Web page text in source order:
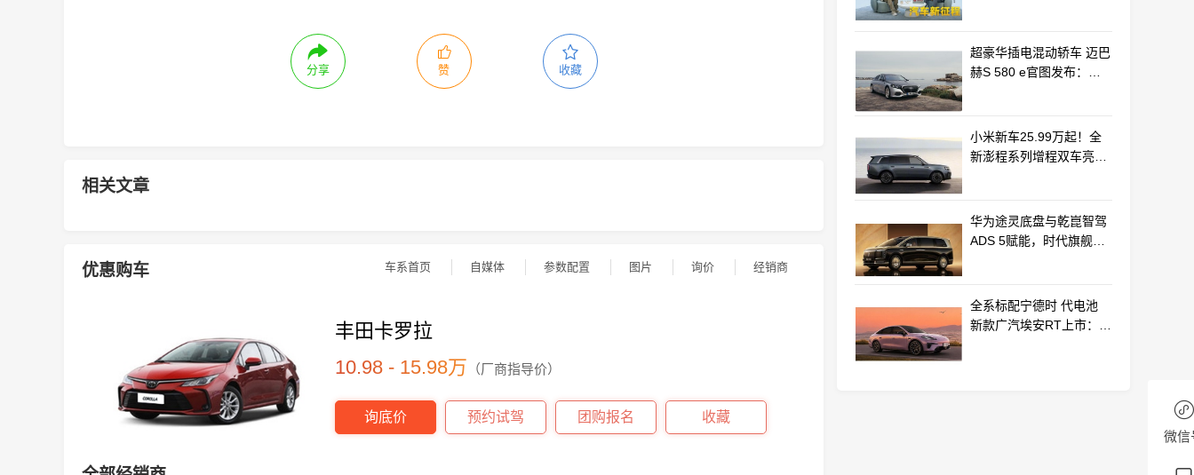
分享 赞 收藏
相关文章
优惠购车 车系首页 自媒体 参数配置 图片 询价 经销商
丰田卡罗拉
10.98 - 15.98万 （厂商指导价）
询底价 预约试驾 团购报名 收藏
超豪华插电混动轿车 迈巴
赫S 580 e官图发布：老
小米新车25.99万起！全
新澎程系列增程双车亮相
华为途灵底盘与乾崑智驾
ADS 5赋能，时代旗舰
全系标配宁德时 代电池
新款广汽埃安RT上市：
微信